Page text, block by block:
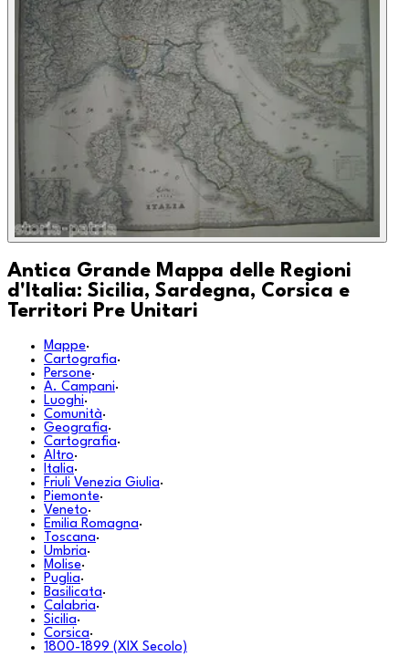
Antica Grande Mappa delle Regioni
d'Italia: Sicilia, Sardegna, Corsica e
Territori Pre Unitari
Mappe·
Cartografia·
Persone·
A. Campani·
Luoghi·
Comunità·
Geografia·
Cartografia·
Altro·
Italia·
Friuli Venezia Giulia·
Piemonte·
Veneto·
Emilia Romagna·
Toscana·
Umbria·
Molise·
Puglia·
Basilicata·
Calabria·
Sicilia·
Corsica·
1800-1899 (XIX Secolo)